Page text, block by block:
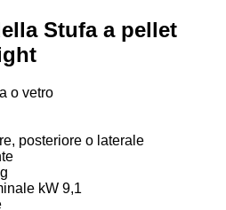
Stufa a pellet
o vetro
posteriore o laterale
kW 9,1